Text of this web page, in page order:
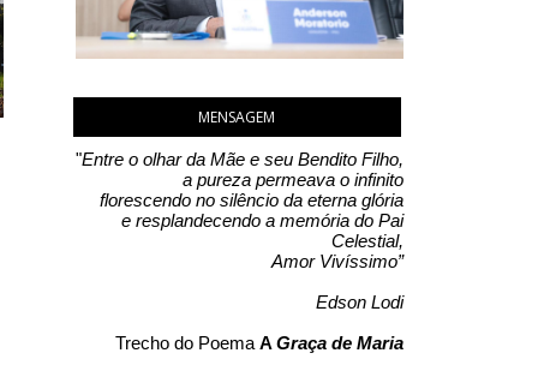
MENSAGEM
"Entre o olhar da Mãe e seu Bendito Filho,
a pureza permeava o infinito
florescendo no silêncio da eterna glória
e resplandecendo a memória do Pai
Celestial,
Amor Vivíssimo”
Edson Lodi
Trecho do Poema A Graça de Maria